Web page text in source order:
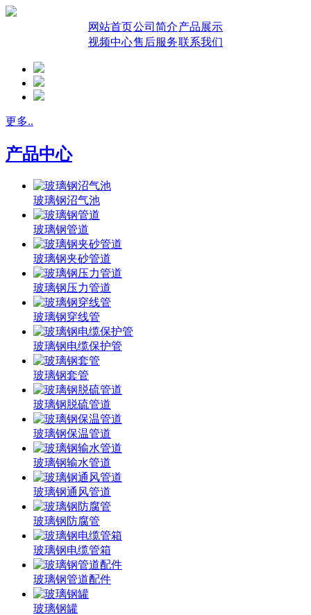
网站首页公司简介产品展示
视频中心售后服务联系我们
更多..
产品中心
玻璃钢沼气池
玻璃钢管道
玻璃钢夹砂管道
玻璃钢压力管道
玻璃钢穿线管
玻璃钢电缆保护管
玻璃钢套管
玻璃钢脱硫管道
玻璃钢保温管道
玻璃钢输水管道
玻璃钢通风管道
玻璃钢防腐管
玻璃钢电缆管箱
玻璃钢管道配件
玻璃钢罐